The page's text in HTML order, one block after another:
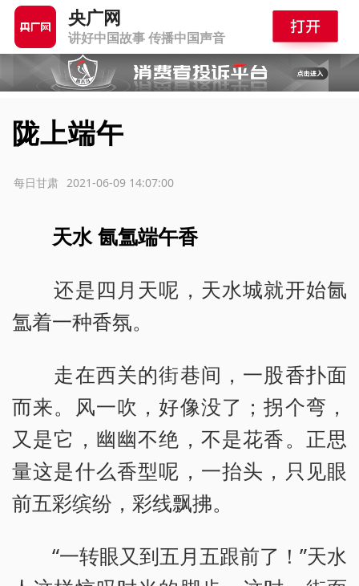
央广网
讲好中国故事 传播中国声音
陇上端午
2021-06-09 14:07:00
每日甘肃
天水 氤氲端午香
还是四月天呢，天水城就开始氤
氲着一种香氛。
走在西关的街巷间，一股香扑面
而来。风一吹，好像没了；拐个弯，
又是它，幽幽不绝，不是花香。正思
量这是什么香型呢，一抬头，只见眼
前五彩缤纷，彩线飘拂。
“一转眼又到五月五跟前了！”天水